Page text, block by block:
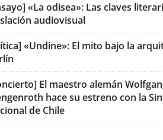
«La odisea»: Las claves
audiovisual
«Undine»: El mito bajo la
El maestro alemán
hace su estreno con la
de Chile